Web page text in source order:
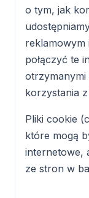
o tym, jak
reklamowym
połączyć te
otrzymanymi
korzystania z
Pliki cookie
które mogą
internetowe,
ze stron w